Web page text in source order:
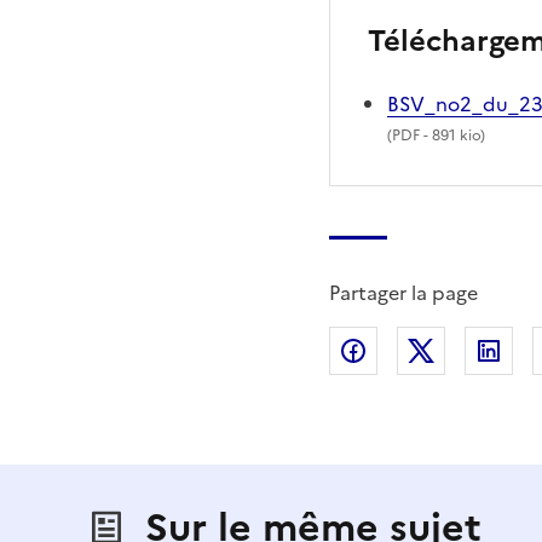
(PDF- 891 kio)
Partager la page
Partager surPartager
Sur le même sujet